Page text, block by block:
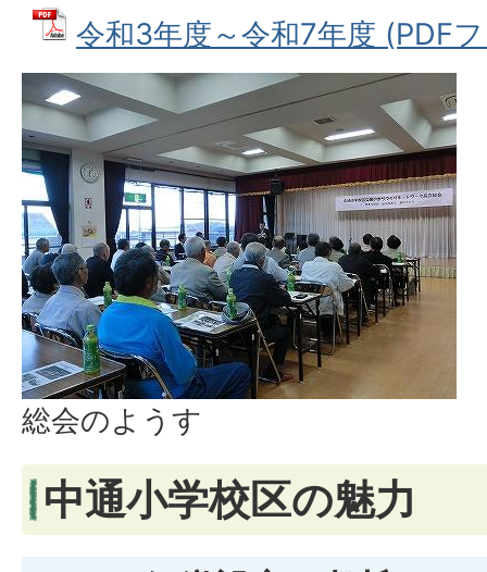
令和3年度～令和7年度 (PDF
総会のようす
中通小学校区の魅力